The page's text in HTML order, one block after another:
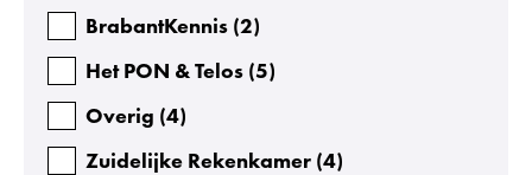
BrabantKennis (2)
Het PON & Telos (5)
Overig (4)
Zuidelijke Rekenkamer (4)